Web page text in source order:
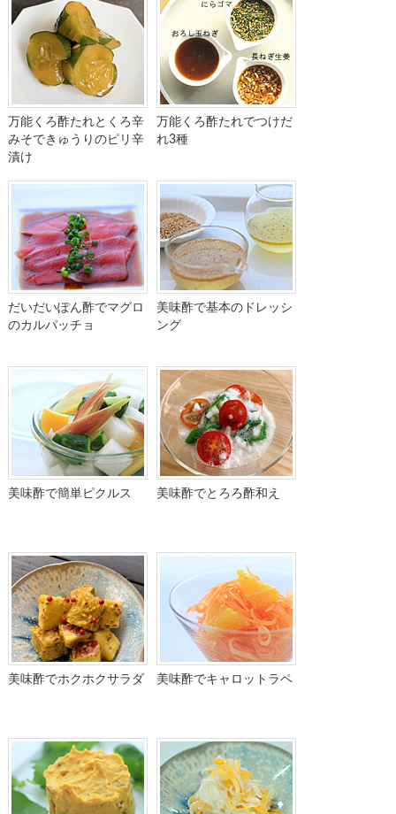
万能くろ酢たれとくろ辛
みそできゅうりのピリ辛
漬け
万能くろ酢たれでつけだ
れ3種
だいだいぽん酢でマグロ
のカルパッチョ
美味酢で基本のドレッシ
ング
美味酢で簡単ピクルス 美味酢でとろろ酢和え
美味酢でホクホクサラダ 美味酢でキャロットラペ